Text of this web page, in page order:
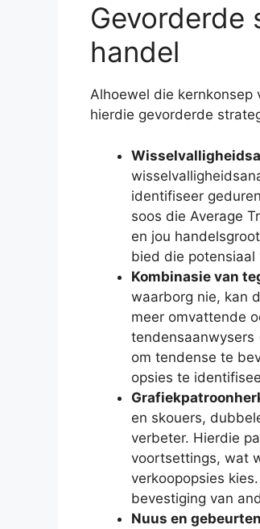
Gevorderde
handel
Alhoewel die kernkonsep
hierdie gevorderde
identifiseer
soos die Average
en jou
bied die potensiaal
Kombinasie van
waarborg nie, kan
meer omvattende
tendensaanwysers
om tendense te
opsies te
en skouers,
verbeter. Hierdie
voortsettings, wat
verkoopopsies
bevestiging van
Nuus en